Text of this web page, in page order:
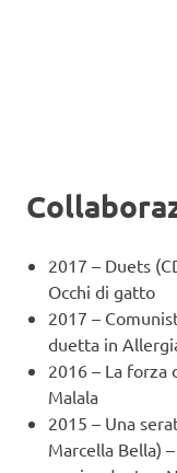
2017 – Duets
Occhi di gatto
2017 –
duetta in
2016 – La forza
Malala
2015 – Una
Marcella Bella)